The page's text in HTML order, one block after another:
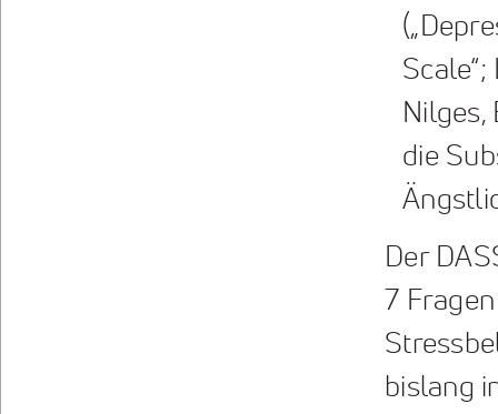
Nilges,
die
Der
7
bislang